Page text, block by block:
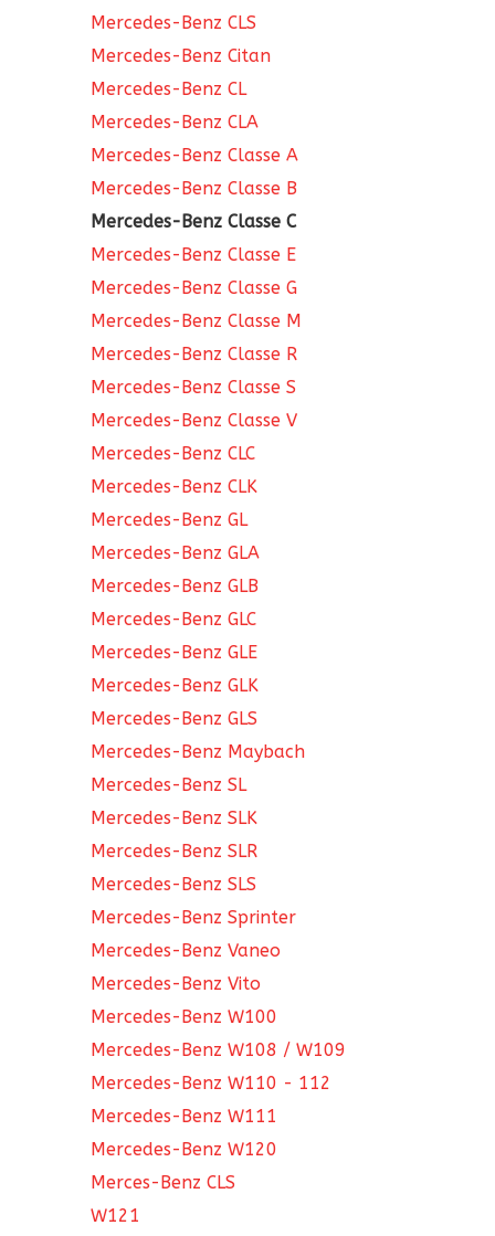
Mercedes-Benz CLS
Mercedes-Benz Citan
Mercedes-Benz CL
Mercedes-Benz CLA
Mercedes-Benz Classe A
Mercedes-Benz Classe B
Mercedes-Benz Classe C
Mercedes-Benz Classe E
Mercedes-Benz Classe G
Mercedes-Benz Classe M
Mercedes-Benz Classe R
Mercedes-Benz Classe S
Mercedes-Benz Classe V
Mercedes-Benz CLC
Mercedes-Benz CLK
Mercedes-Benz GL
Mercedes-Benz GLA
Mercedes-Benz GLB
Mercedes-Benz GLC
Mercedes-Benz GLE
Mercedes-Benz GLK
Mercedes-Benz GLS
Mercedes-Benz Maybach
Mercedes-Benz SL
Mercedes-Benz SLK
Mercedes-Benz SLR
Mercedes-Benz SLS
Mercedes-Benz Sprinter
Mercedes-Benz Vaneo
Mercedes-Benz Vito
Mercedes-Benz W100
Mercedes-Benz W108 / W109
Mercedes-Benz W110 - 112
Mercedes-Benz W111
Mercedes-Benz W120
Merces-Benz CLS
W121